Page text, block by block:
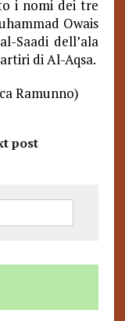
i nomi dei tre
Owais
Saadi dell’ala
di Al-Aqsa.
Ramunno)
post